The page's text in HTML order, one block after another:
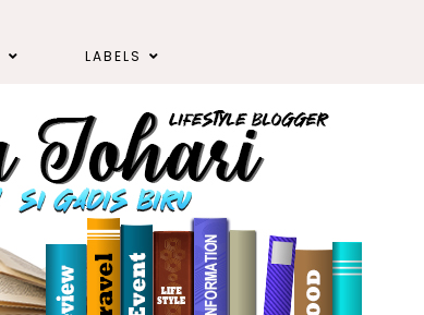
LABELS